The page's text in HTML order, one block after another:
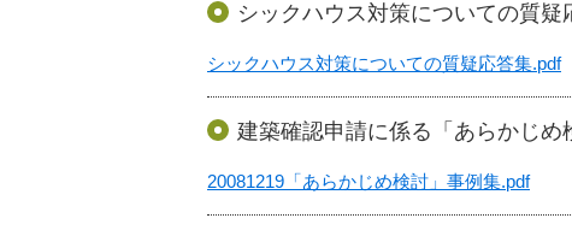
シックハウス対策についての質疑
シックハウス対策についての質疑応答集.pdf
建築確認申請に係る「あらかじめ
20081219「あらかじめ検討」事例集.pdf